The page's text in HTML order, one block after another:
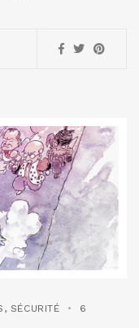
, SÉCURITÉ
6